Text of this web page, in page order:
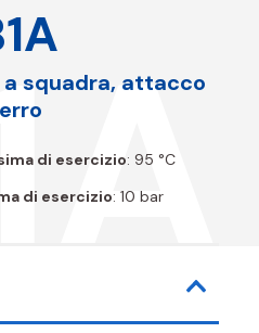
squadra, attacco
di esercizio: 95 °C
di esercizio: 10 bar